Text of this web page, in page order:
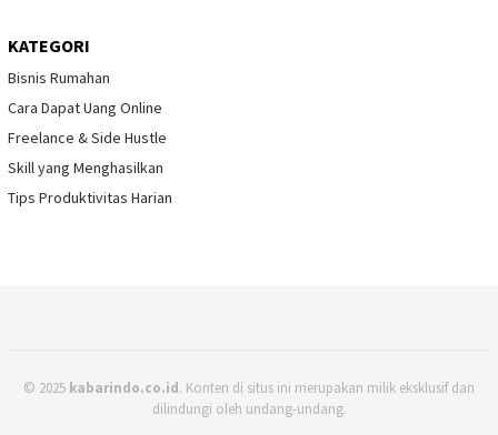
KATEGORI
Bisnis Rumahan
Cara Dapat Uang Online
Freelance & Side Hustle
Skill yang Menghasilkan
Tips Produktivitas Harian
© 2025 kabarindo.co.id. Konten di situs ini merupakan milik eksklusif dan
dilindungi oleh undang-undang.